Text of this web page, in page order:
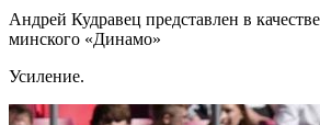
Андрей Кудравец представлен в
минского «Динамо»
Усиление.